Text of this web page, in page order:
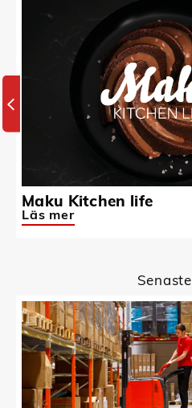
Maku Kitchen life
Läs mer
Senaste